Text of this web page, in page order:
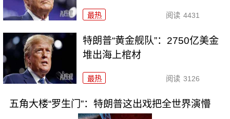
最热 阅读 4431
特朗普“黄金舰队”：2750亿美金
堆出海上棺材
最热 阅读 3126
五角大楼“罗生门”：特朗普这出戏把全世界演懵